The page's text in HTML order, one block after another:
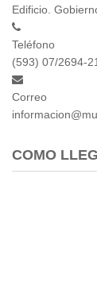
Edificio.
Teléfono
(593) 07/2694-
Correo
COMO